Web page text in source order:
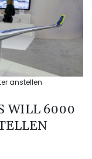
anstellen
WILL 6000